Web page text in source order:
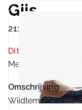
Gijs
2112 208 0308
Dit product is
Merk:
Omschrijving
Wijdtemaat: K